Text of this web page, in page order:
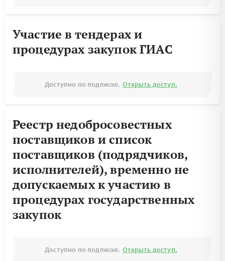
Участие в тендерах и
процедурах закупок ГИАС
Доступно по подписке. Открыть доступ.
Реестр недобросовестных
поставщиков и список
поставщиков (подрядчиков,
исполнителей), временно не
допускаемых к участию в
процедурах государственных
закупок
Доступно по подписке. Открыть доступ.